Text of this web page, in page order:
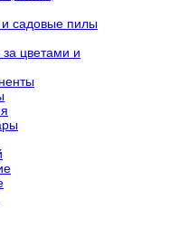
садовые пилы
цветами и